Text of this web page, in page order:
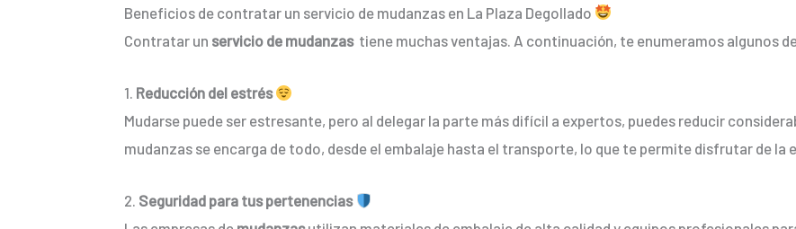
Beneficios de contratar un servicio de mudanzas en La Plaza Degollado
Contratar un servicio de mudanzas tiene muchas ventajas. A continuación, te enumeramos algunos
1. Reducción del estrés
Mudarse puede ser estresante, pero al delegar la parte más difícil a expertos, puedes reducir
mudanzas se encarga de todo, desde el embalaje hasta el transporte, lo que te permite disfrutar de la
2. Seguridad para tus pertenencias